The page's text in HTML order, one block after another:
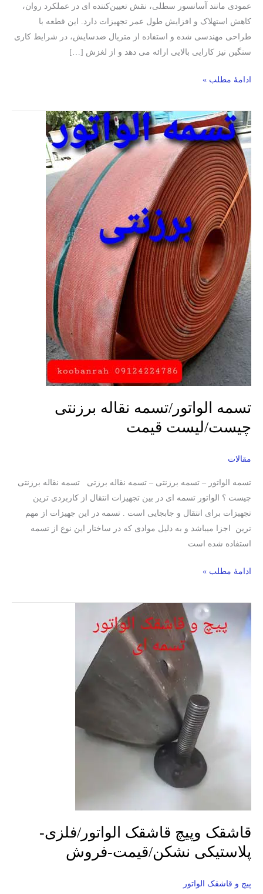
عمودی مانند آسانسور سطلی، نقش تعیین‌کننده‌ ای در عملکرد روان،
کاهش استهلاک و افزایش طول عمر تجهیزات دارد. این قطعه با
طراحی مهندسی‌ شده و استفاده از متریال ضدسایش، در شرایط کاری
سنگین نیز کارایی بالایی ارائه می‌ دهد و از لغزش […]
ادامۀ مطلب »
تسمه الواتور/تسمه نقاله برزنتی
چیست/لیست قیمت
مقالات
تسمه الواتور – تسمه برزنتی – تسمه نقاله برزتی تسمه نقاله برزنتی
چیست ؟ الواتور تسمه ای در بین تجهیزات انتقال از کاربردی ترین
تجهیزات برای انتقال و جابجایی است . تسمه در این جهیزات از مهم
ترین اجزا میباشد و به دلیل موادی که در ساختار این نوع از تسمه
استفاده شده است
تسمه
الواتور/
تسمه
نقاله
برزنتی
چیست/
لیست
قیمت
ادامۀ مطلب »
قاشقک وپیچ قاشقک الواتور/فلزی-
پلاستیکی نشکن/قیمت-فروش
پیچ و قاشقک الواتور
وپیچ